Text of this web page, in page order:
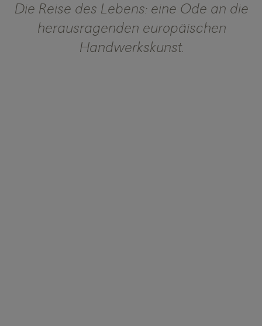
Die Reise des Lebens: eine Ode an die
herausragenden europäischen
Handwerkskunst.